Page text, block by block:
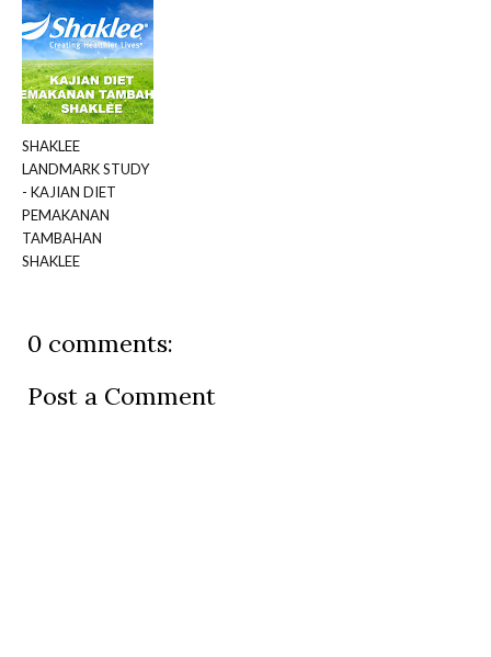
SHAKLEE
LANDMARK STUDY
- KAJIAN DIET
PEMAKANAN
TAMBAHAN
SHAKLEE
0 comments:
Post a Comment